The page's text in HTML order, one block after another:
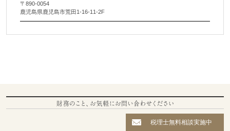
〒890-0054
鹿児島県鹿児島市荒田1-16-11-2F
税理士無料相談実施中